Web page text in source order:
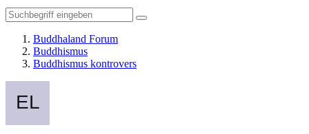
Buddhaland Forum
Buddhismus
Buddhismus kontrovers